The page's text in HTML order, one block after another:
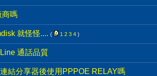
商嗎
就怪怪.... ( 1 2 3 4 )
通話品質
結分享器後使用PPPOE RELAY嗎